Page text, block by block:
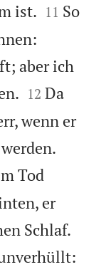
ist. 

11 So
aber ich


12 Da
wenn er
Tod
er
Schlaf.